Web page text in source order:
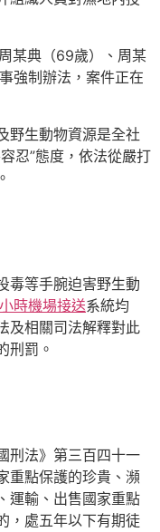
某典（69歲）、周某
強制辦法，案件正在
野生動物資源是全社
忍”態度，依法從嚴打
毒等手腕迫害野生動
時機場接送系統均
及相關司法解釋對此
刑罰。
刑法》第三百四十一
重點保護的珍貴、瀕
運輸、出售國家重點
，處五年以下有期徒